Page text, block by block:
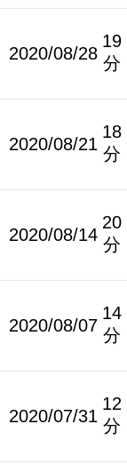
2020/08/28
19
分
2020/08/21
18
分
2020/08/14
20
分
2020/08/07
14
分
2020/07/31
12
分